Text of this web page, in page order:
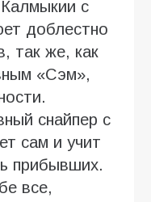
с
доблестно
так же, как
«Сэм»,
снайпер с
сам и учит
прибывших.
все,